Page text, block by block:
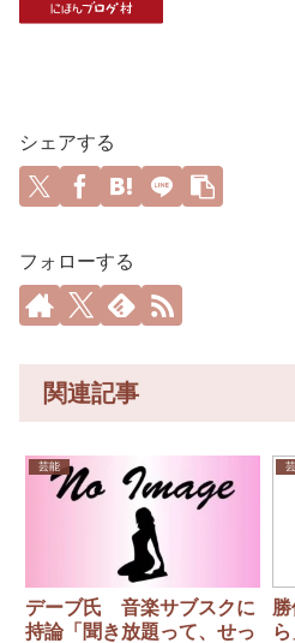
シェアする
フォローする
関連記事
芸能
デーブ氏 音楽サブスクに
持論「聞き放題って、せっ